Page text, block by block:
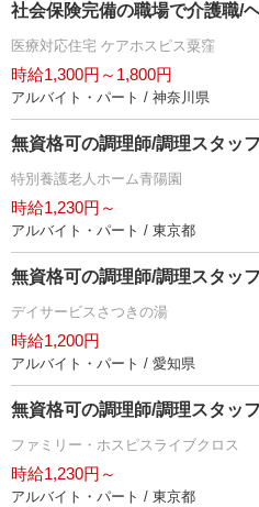
社会保険完備の職場で介護職/
医療対応住宅 ケアホスピス粟窪
時給1,300円～1,800円
アルバイト・パート / 神奈川県
無資格可の調理師/調理スタッフ
特別養護老人ホーム青陽園
時給1,230円～
アルバイト・パート / 東京都
無資格可の調理師/調理スタッフ
デイサービスさつきの湯
時給1,200円
アルバイト・パート / 愛知県
無資格可の調理師/調理スタッフ
ファミリー・ホスピスライブクロス
時給1,230円～
アルバイト・パート / 東京都